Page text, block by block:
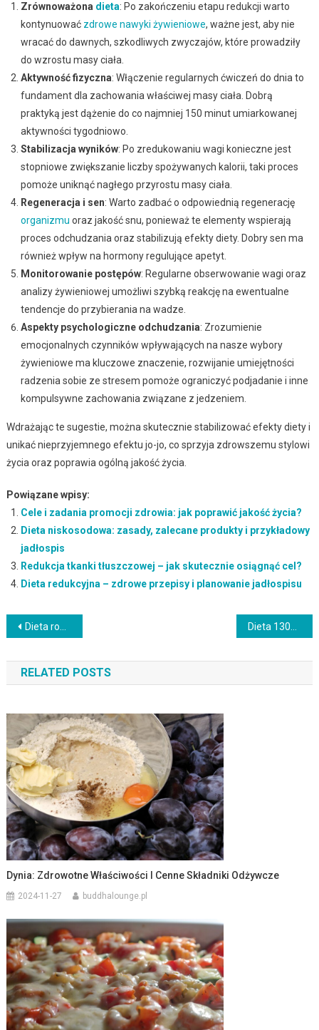
Zrównoważona dieta: Po zakończeniu etapu redukcji warto
kontynuować zdrowe nawyki żywieniowe, ważne jest, aby nie
wracać do dawnych, szkodliwych zwyczajów, które prowadziły
do wzrostu masy ciała.
Aktywność fizyczna: Włączenie regularnych ćwiczeń do dnia to
fundament dla zachowania właściwej masy ciała. Dobrą
praktyką jest dążenie do co najmniej 150 minut umiarkowanej
aktywności tygodniowo.
Stabilizacja wyników: Po zredukowaniu wagi konieczne jest
stopniowe zwiększanie liczby spożywanych kalorii, taki proces
pomoże uniknąć nagłego przyrostu masy ciała.
Regeneracja i sen: Warto zadbać o odpowiednią regenerację
organizmu oraz jakość snu, ponieważ te elementy wspierają
proces odchudzania oraz stabilizują efekty diety. Dobry sen ma
również wpływ na hormony regulujące apetyt.
Monitorowanie postępów: Regularne obserwowanie wagi oraz
analizy żywieniowej umożliwi szybką reakcję na ewentualne
tendencje do przybierania na wadze.
Aspekty psychologiczne odchudzania: Zrozumienie
emocjonalnych czynników wpływających na nasze wybory
żywieniowe ma kluczowe znaczenie, rozwijanie umiejętności
radzenia sobie ze stresem pomoże ograniczyć podjadanie i inne
kompulsywne zachowania związane z jedzeniem.
Wdrażając te sugestie, można skutecznie stabilizować efekty diety i
unikać nieprzyjemnego efektu jo-jo, co sprzyja zdrowszemu stylowi
życia oraz poprawia ogólną jakość życia.
Powiązane wpisy:
Cele i zadania promocji zdrowia: jak poprawić jakość życia?
Dieta niskosodowa: zasady, zalecane produkty i przykładowy
jadłospis
Redukcja tkanki tłuszczowej – jak skutecznie osiągnąć cel?
Dieta redukcyjna – zdrowe przepisy i planowanie jadłospisu
Nawigacja
wpisu
Dieta rozdzielna – zasady, korzyści i wpływ na zdrowie Dieta 1300 kcal – zasady, efekty i przykładowy jadłospis
RELATED POSTS
Dynia: Zdrowotne Właściwości I Cenne Składniki Odżywcze
2024-11-27 buddhalounge.pl